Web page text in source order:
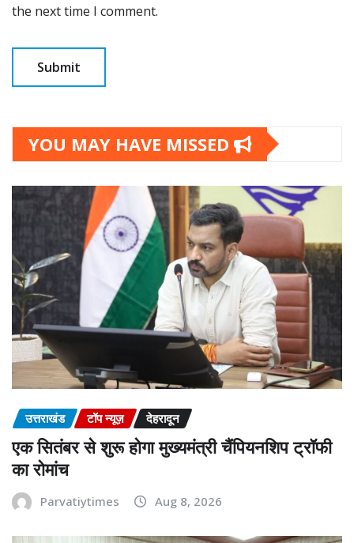
the next time I comment.
YOU MAY HAVE MISSED
उत्तराखंड टॉप न्यूज़ देहरादून
एक सितंबर से शुरू होगा मुख्यमंत्री चैंपियनशिप ट्रॉफी
का रोमांच
Parvatiytimes Aug 8, 2026